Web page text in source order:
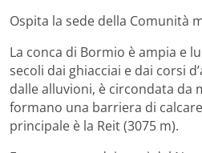
Ospita la sede della Comunità
La conca di Bormio è ampia e
secoli dai ghiacciai e dai corsi
dalle alluvioni, è circondata da
formano una barriera di
principale è la Reit (3075 m).